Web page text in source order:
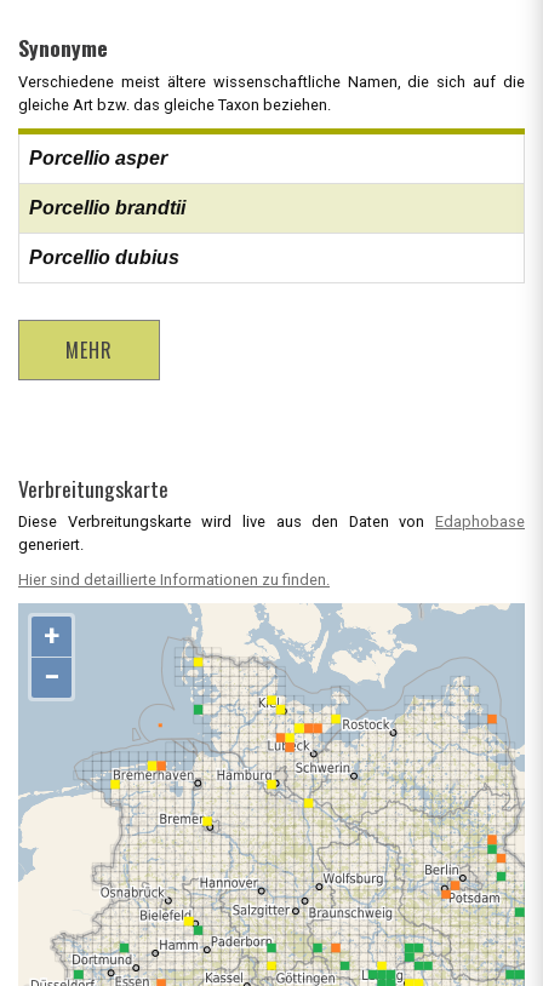
Synonyme
Verschiedene meist ältere wissenschaftliche Namen, die sich auf die
gleiche Art bzw. das gleiche Taxon beziehen.
Porcellio asper
Porcellio brandtii
Porcellio dubius
MEHR
Verbreitungskarte
Diese Verbreitungskarte wird live aus den Daten von Edaphobase
generiert.
Hier sind detaillierte Informationen zu finden.
+
−